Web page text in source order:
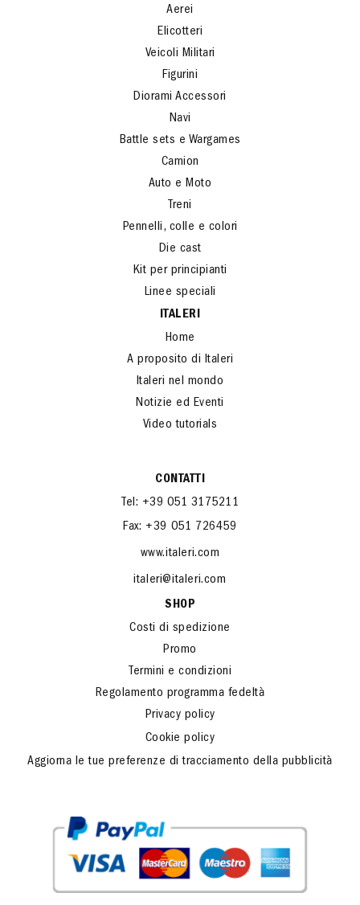
Aerei
Elicotteri
Veicoli Militari
Figurini
Diorami Accessori
Navi
Battle sets e Wargames
Camion
Auto e Moto
Treni
Pennelli, colle e colori
Die cast
Kit per principianti
Linee speciali
ITALERI
Home
A proposito di Italeri
Italeri nel mondo
Notizie ed Eventi
Video tutorials
CONTATTI
Tel: +39 051 3175211
Fax: +39 051 726459
www.italeri.com
italeri@italeri.com
SHOP
Costi di spedizione
Promo
Termini e condizioni
Regolamento programma fedeltà
Privacy policy
Cookie policy
Aggiorna le tue preferenze di tracciamento della pubblicità